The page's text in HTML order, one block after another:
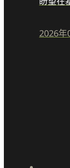
2026年